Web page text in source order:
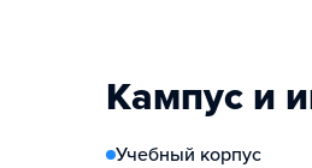
Кампус и
Учебный корпус